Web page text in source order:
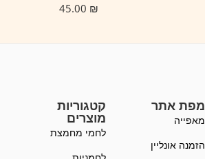
₪
מפת אתר
מאפייה
הזמנה אונליין
קטגוריות
מוצרים
לחמי מחמצת